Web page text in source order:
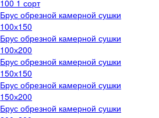
100 1 сорт
Брус обрезной камерной сушки
100х150
Брус обрезной камерной сушки
100х200
Брус обрезной камерной сушки
150х150
Брус обрезной камерной сушки
150х200
Брус обрезной камерной сушки